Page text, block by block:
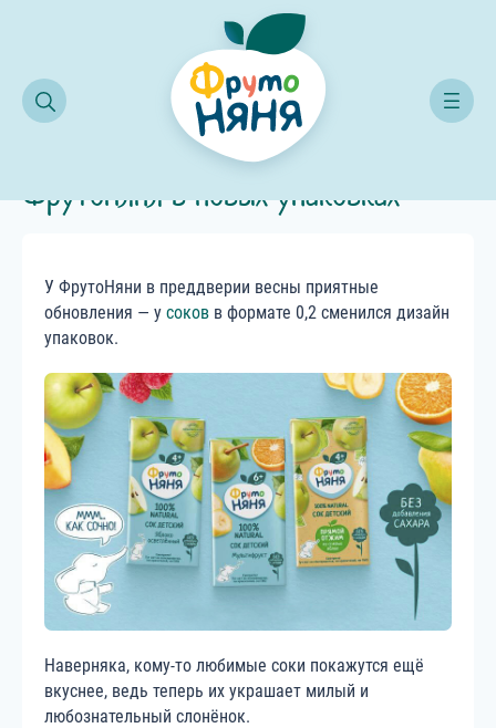
компании И вкусно, и красиво: соки ФрутоНяня в новых упаковках
И вкусно, и красиво: соки
ФрутоНяня в новых упаковках
У ФрутоНяни в преддверии весны приятные
обновления — у соков в формате 0,2 сменился дизайн
упаковок.
Наверняка, кому-то любимые соки покажутся ещё
вкуснее, ведь теперь их украшает милый и
любознательный слонёнок.